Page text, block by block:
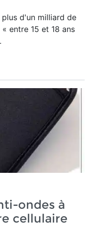
d'un milliard de
entre 15 et 18 ans
ondes à
cellulaire